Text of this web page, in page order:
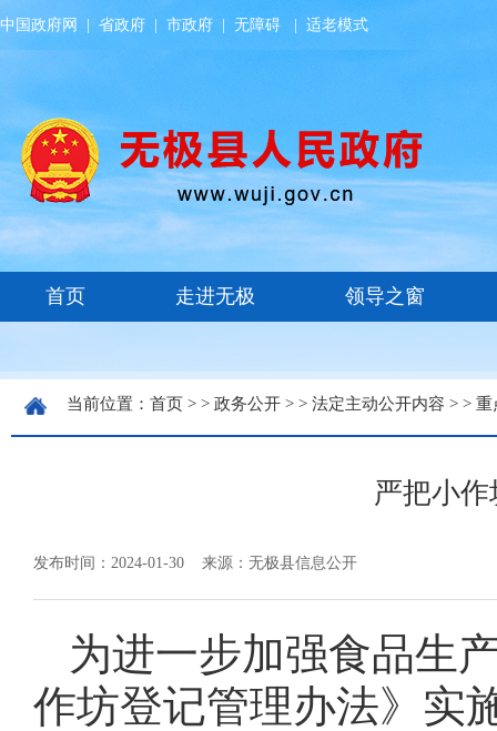
中国政府网 省政府 市政府 无障碍 适老模式
当前位置： 首页 > > 政务公开 > > 法定主动公开内容 > > 重
严把小
发布时间：2024-01-30 来源：无极县信息公开
为进一步加强食品生
作坊登记管理办法》实